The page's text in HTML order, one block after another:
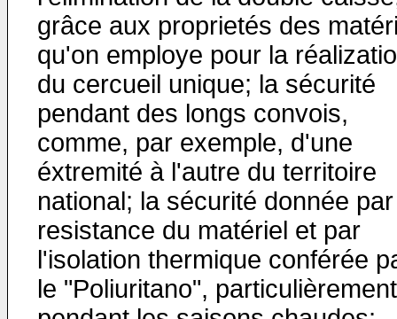
grâce aux proprietés des
qu'on employe pour la
du cercueil unique; la sécurité
pendant des longs convois,
comme, par exemple, d'une
éxtremité à l'autre du territoire
national; la sécurité donnée
resistance du matériel et par
l'isolation thermique conférée
le "Poliuritano", particulièrement